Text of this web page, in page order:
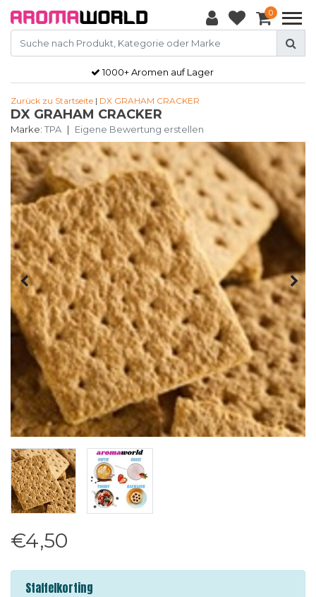
0
1000+ Aromen auf Lager
Zurück zu Startseite | DX GRAHAM CRACKER
DX GRAHAM CRACKER
Marke: TPA | Eigene Bewertung erstellen
€4,50
Staffelkorting